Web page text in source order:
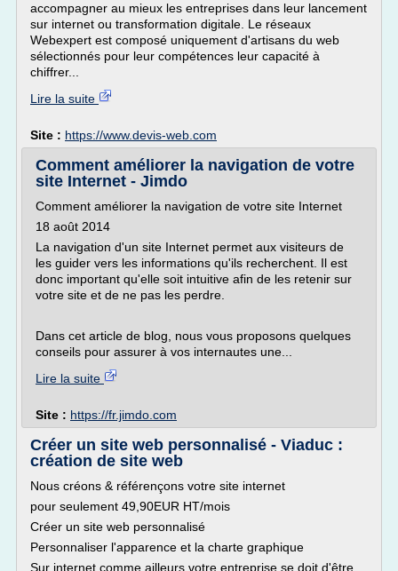
accompagner au mieux les entreprises dans leur lancement
sur internet ou transformation digitale. Le réseaux
Webexpert est composé uniquement d'artisans du web
sélectionnés pour leur compétences leur capacité à
chiffrer...
Lire la suite
Site : https://www.devis-web.com
Comment améliorer la navigation de votre
site Internet - Jimdo
Comment améliorer la navigation de votre site Internet
18 août 2014
La navigation d'un site Internet permet aux visiteurs de
les guider vers les informations qu'ils recherchent. Il est
donc important qu'elle soit intuitive afin de les retenir sur
votre site et de ne pas les perdre.
Dans cet article de blog, nous vous proposons quelques
conseils pour assurer à vos internautes une...
Lire la suite
Site : https://fr.jimdo.com
Créer un site web personnalisé - Viaduc :
création de site web
Nous créons & référençons votre site internet
pour seulement 49,90EUR HT/mois
Créer un site web personnalisé
Personnaliser l'apparence et la charte graphique
Sur internet comme ailleurs votre entreprise se doit d'être